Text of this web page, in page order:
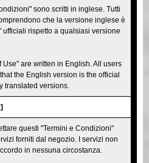
Tokyo Bay
Osaka
sono scritti in inglese. Tutti
che la versione inglese è
ufficiali rispetto a qualsiasi versione
Use" are written in English. All users
the English version is the official
translated versions.
questi "Termini e Condizioni"
forniti dal negozio. I servizi non
in nessuna circostanza.